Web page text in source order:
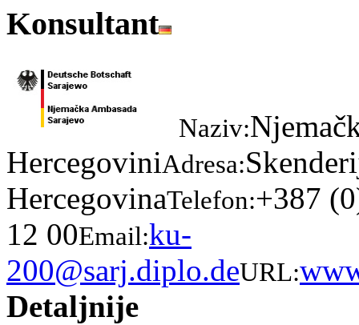
Konsultant
Naziv:
HercegoviniAdresa:
HercegovinaTelefon:+387
12 00Email:ku-
200@sarj.diplo.deURL:
Detaljnije